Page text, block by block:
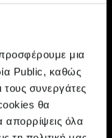
μια
Public, καθώς
τους συνεργάτες
θα
απορρίψεις όλα
η
λύσεις
cloud,
το iCloudή το
φορτώσεις